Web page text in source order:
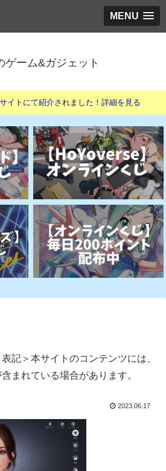
MENU
ゲーム&ガジェット
イトにて紹介されました！詳細を見る
記＞本サイトのコンテンツには、
まれている場合があります。
2023.06.17